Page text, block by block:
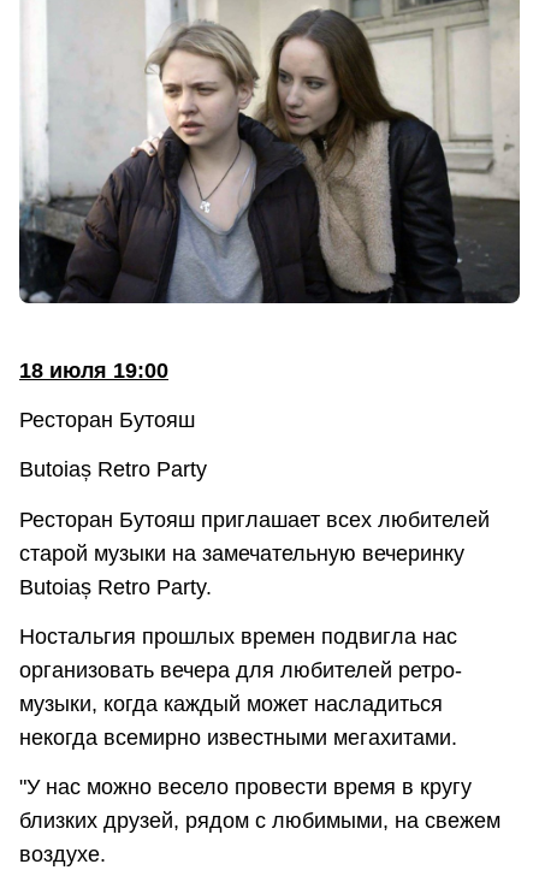
18 июля 19:00
Ресторан Бутояш
Butoiaș Retro Party
Ресторан Бутояш приглашает всех любителей
старой музыки на замечательную вечеринку
Butoiaș Retro Party.
Ностальгия прошлых времен подвигла нас
организовать вечера для любителей ретро-
музыки, когда каждый может насладиться
некогда всемирно известными мегахитами.
"У нас можно весело провести время в кругу
близких друзей, рядом с любимыми, на свежем
воздухе.